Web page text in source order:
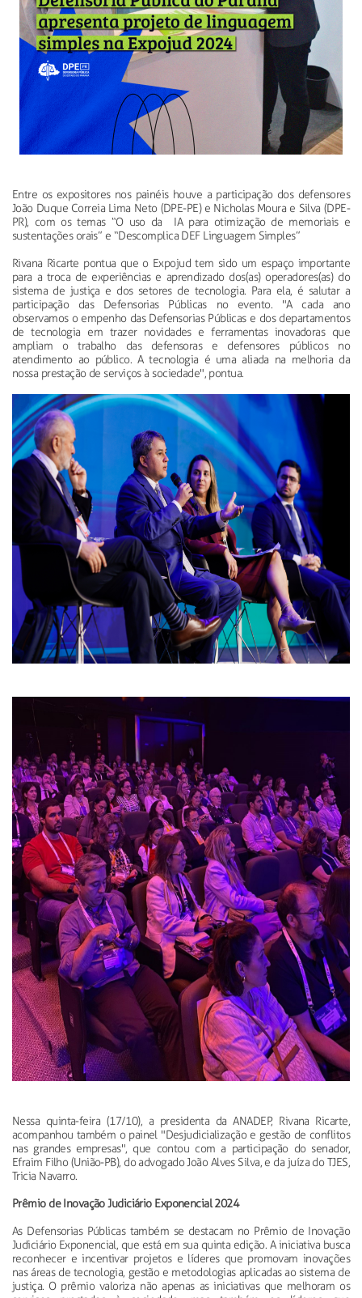
Entre os expositores nos painéis houve a participação dos defensores
João Duque Correia Lima Neto (DPE-PE) e Nicholas Moura e Silva (DPE-
PR), com os temas “O uso da IA para otimização de memoriais e
sustentações orais” e “Descomplica DEF Linguagem Simples”
Rivana Ricarte pontua que o Expojud tem sido um espaço importante
para a troca de experiências e aprendizado dos(as) operadores(as) do
sistema de justiça e dos setores de tecnologia. Para ela, é salutar a
participação das Defensorias Públicas no evento. "A cada ano
observamos o empenho das Defensorias Públicas e dos departamentos
de tecnologia em trazer novidades e ferramentas inovadoras que
ampliam o trabalho das defensoras e defensores públicos no
atendimento ao público. A tecnologia é uma aliada na melhoria da
nossa prestação de serviços à sociedade", pontua.
Nessa quinta-feira (17/10), a presidenta da ANADEP, Rivana Ricarte,
acompanhou também o painel "Desjudicialização e gestão de conflitos
nas grandes empresas", que contou com a participação do senador,
Efraim Filho (União-PB), do advogado João Alves Silva, e da juíza do TJES,
Tricia Navarro.
Prêmio de Inovação Judiciário Exponencial 2024
As Defensorias Públicas também se destacam no Prêmio de Inovação
Judiciário Exponencial, que está em sua quinta edição. A iniciativa busca
reconhecer e incentivar projetos e líderes que promovam inovações
nas áreas de tecnologia, gestão e metodologias aplicadas ao sistema de
justiça. O prêmio valoriza não apenas as iniciativas que melhoram os